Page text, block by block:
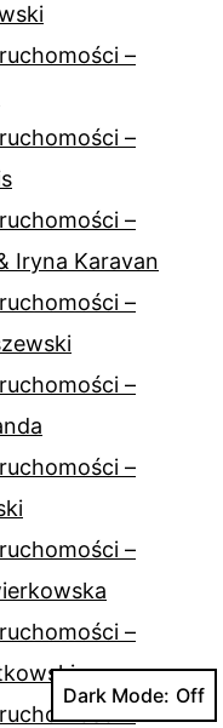
–
–
–
Iryna Karavan
–
–
–
–
–
–
Dark Mode: